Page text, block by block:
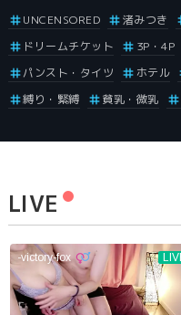
UNCENSORED 渚みつき
ドリームチケット
3P・4P
パンスト・タイツ
ホテル
縛り・緊縛
貧乳・微乳
LIVE